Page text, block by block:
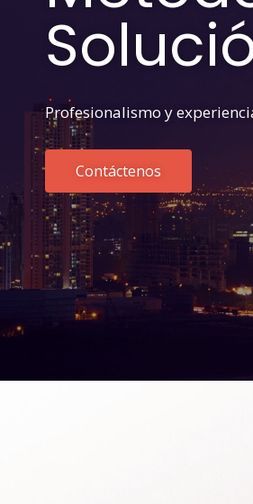
Profesionalismo y
Contáctenos